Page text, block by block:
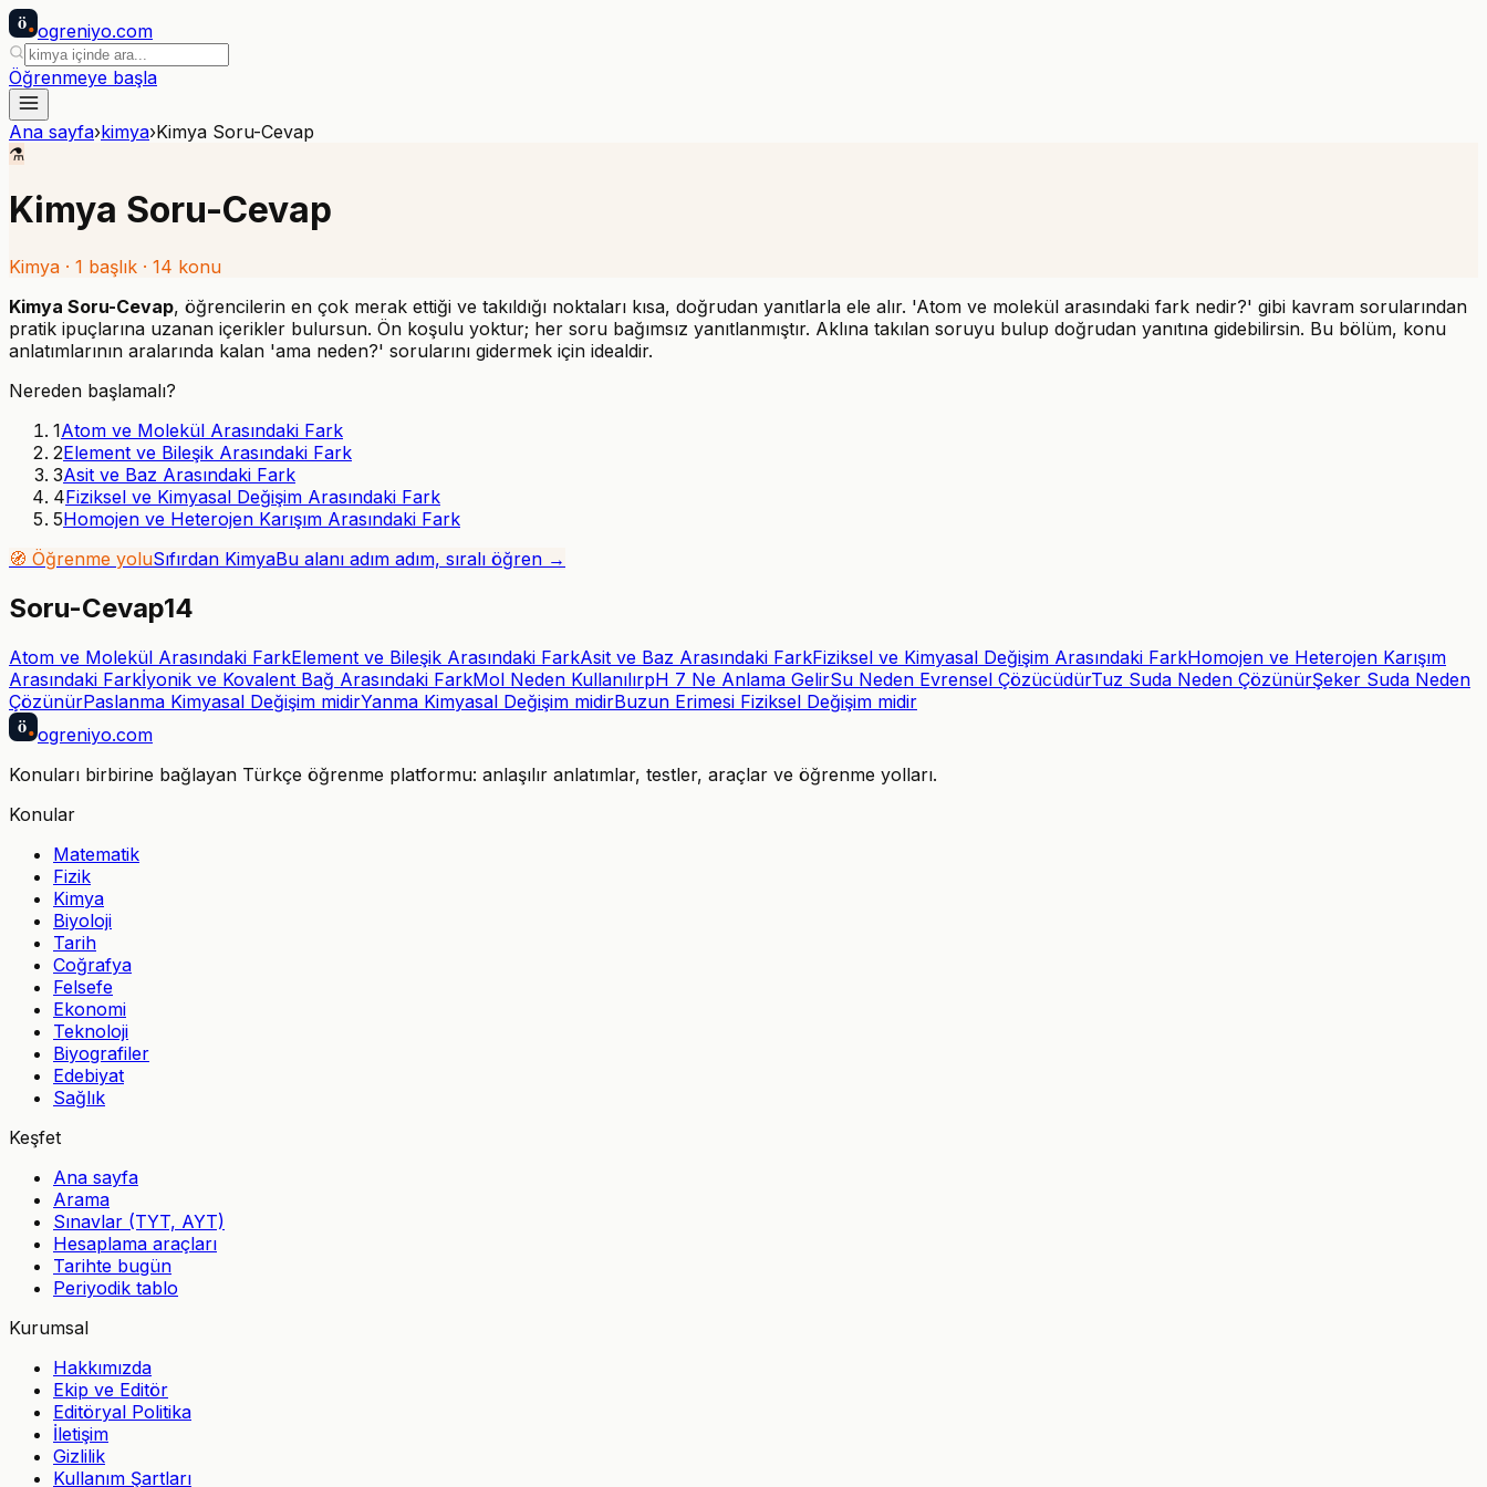
ö ogreniyo.com
Öğrenmeye başla
Ana sayfa›kimya›Kimya Soru-Cevap
⚗️
Kimya Soru-Cevap
Kimya · 1 başlık · 14 konu
Kimya Soru-Cevap, öğrencilerin en çok merak ettiği ve takıldığı noktaları kısa, doğrudan yanıtlarla ele alır. 'Atom ve molekül arasındaki fark nedir?' gibi kavram sorularından
pratik ipuçlarına uzanan içerikler bulursun. Ön koşulu yoktur; her soru bağımsız yanıtlanmıştır. Aklına takılan soruyu bulup doğrudan yanıtına gidebilirsin. Bu bölüm, konu
anlatımlarının aralarında kalan 'ama neden?' sorularını gidermek için idealdir.
Nereden başlamalı?
1Atom ve Molekül Arasındaki Fark
2Element ve Bileşik Arasındaki Fark
3Asit ve Baz Arasındaki Fark
4Fiziksel ve Kimyasal Değişim Arasındaki Fark
5Homojen ve Heterojen Karışım Arasındaki Fark
🧭 Öğrenme yoluSıfırdan KimyaBu alanı adım adım, sıralı öğren →
Soru-Cevap14
Atom ve Molekül Arasındaki FarkElement ve Bileşik Arasındaki FarkAsit ve Baz Arasındaki FarkFiziksel ve Kimyasal Değişim Arasındaki FarkHomojen ve Heterojen Karışım
Arasındaki Farkİyonik ve Kovalent Bağ Arasındaki FarkMol Neden KullanılırpH 7 Ne Anlama GelirSu Neden Evrensel ÇözücüdürTuz Suda Neden ÇözünürŞeker Suda Neden
ÇözünürPaslanma Kimyasal Değişim midirYanma Kimyasal Değişim midirBuzun Erimesi Fiziksel Değişim midir
ö ogreniyo.com
Konuları birbirine bağlayan Türkçe öğrenme platformu: anlaşılır anlatımlar, testler, araçlar ve öğrenme yolları.
Konular
Matematik
Fizik
Kimya
Biyoloji
Tarih
Coğrafya
Felsefe
Ekonomi
Teknoloji
Biyografiler
Edebiyat
Sağlık
Keşfet
Ana sayfa
Arama
Sınavlar (TYT, AYT)
Hesaplama araçları
Tarihte bugün
Periyodik tablo
Kurumsal
Hakkımızda
Ekip ve Editör
Editöryal Politika
İletişim
Gizlilik
Kullanım Şartları